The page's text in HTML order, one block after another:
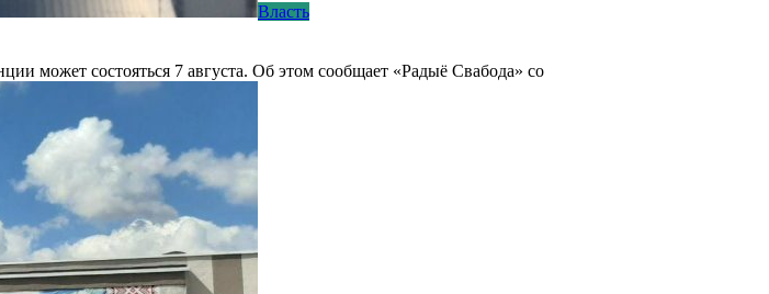
Власть
может состояться 7 августа. Об этом сообщает «Радыё Свабода» со